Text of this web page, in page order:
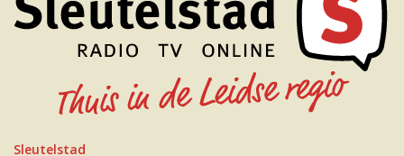
Sleutelstad